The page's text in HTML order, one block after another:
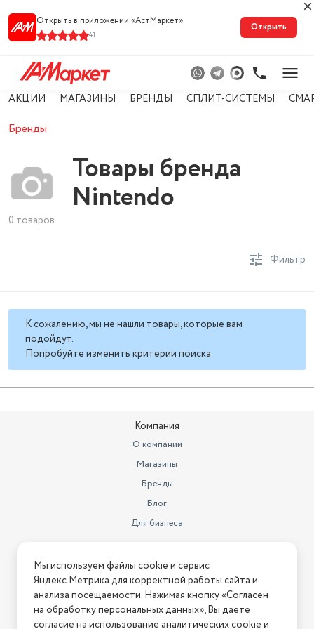
Открыть в приложении «АстМарке‪т‬»
41
Открыть
АКЦИИ МАГАЗИНЫ БРЕНДЫ СПЛИТ-СИСТЕМЫ
Бренды
Товары бренда
Nintendo
0 товаров
Фильтр
К сожалению, мы не нашли товары, которые вам
подойдут.
Попробуйте изменить критерии поиска
Компания
О компании
Магазины
Бренды
Блог
Для бизнеса
Информация
Условия оплаты
Условия доставки
Условия возврата
Мы используем файлы cookie и сервис
Яндекс.Метрика для корректной работы сайта и
анализа посещаемости. Нажимая кнопку «Согласен
на обработку персональных данных», Вы даете
согласие на использование аналитических cookie и